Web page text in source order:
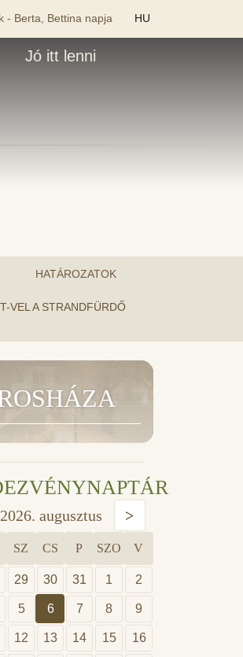
- Berta, Bettina napja HU
Jó itt lenni
HATÁROZATOK
VEL A STRANDFÜRDŐ
2026. augusztus >
SZ CS P SZO V
29 30 31 1 2
5 6 7 8 9
12 13 14 15 16